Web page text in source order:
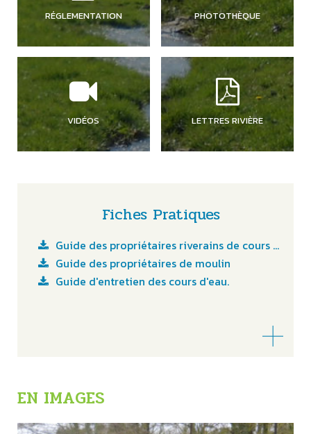
RÉGLEMENTATION PHOTOTHÈQUE
VIDÉOS LETTRES RIVIÈRE
Fiches Pratiques
Guide des propriétaires riverains de cours d'eau
Guide des propriétaires de moulin
Guide d'entretien des cours d'eau.
EN IMAGES